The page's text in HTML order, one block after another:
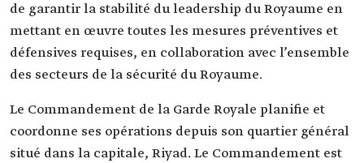
de garantir la stabilité du leadership du Royaume en
mettant en œuvre toutes les mesures préventives et
défensives requises, en collaboration avec l’ensemble
des secteurs de la sécurité du Royaume.
Le Commandement de la Garde Royale planifie et
coordonne ses opérations depuis son quartier général
situé dans la capitale, Riyad. Le Commandement est